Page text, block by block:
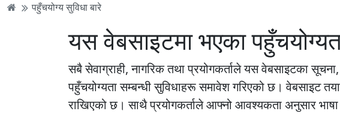
पहुँचयोग्य सुविधा बारे
यस वेबसाइटमा भएका
सबै सेवाग्राही, नागरिक तथा प्रयोगकर्ताले यस वेबसाइटका
पहुँचयोग्यता सम्बन्धी सुविधाहरू समावेश गरिएको छ। वेबसाइट
राखिएको छ। साथै प्रयोगकर्ताले आफ्नो आवश्यकता अनुसार भाषा